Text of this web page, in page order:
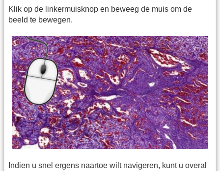
Klik op de linkermuisknop en beweeg de muis om de
beeld te bewegen.
Indien u snel ergens naartoe wilt navigeren, kunt u overal